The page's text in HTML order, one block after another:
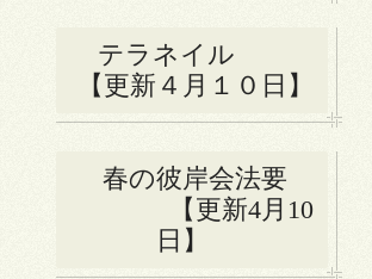
テラネイル
【更新４月１０日】
春の彼岸会法要
【更新4月10
日】